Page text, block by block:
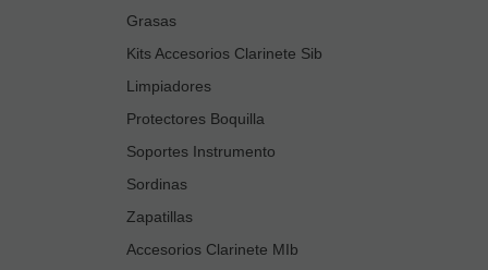
Grasas
Kits Accesorios Clarinete Sib
Limpiadores
Protectores Boquilla
Soportes Instrumento
Sordinas
Zapatillas
Accesorios Clarinete MIb